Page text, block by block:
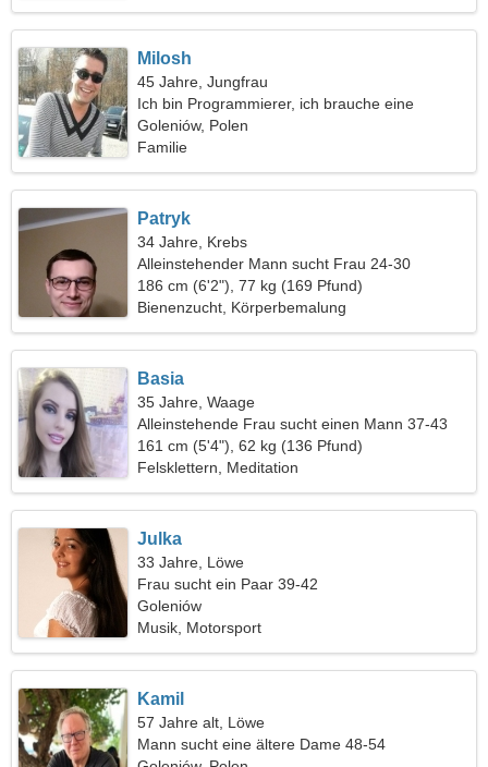
Milosh
45 Jahre, Jungfrau
Ich bin Programmierer, ich brauche eine
verträumte Frau
Goleniów, Polen
Familie
Patryk
34 Jahre, Krebs
Alleinstehender Mann sucht Frau 24-30
186 cm (6'2"), 77 kg (169 Pfund)
Bienenzucht, Körperbemalung
Basia
35 Jahre, Waage
Alleinstehende Frau sucht einen Mann 37-43
161 cm (5'4"), 62 kg (136 Pfund)
Felsklettern, Meditation
Julka
33 Jahre, Löwe
Frau sucht ein Paar 39-42
Goleniów
Musik, Motorsport
Kamil
57 Jahre alt, Löwe
Mann sucht eine ältere Dame 48-54